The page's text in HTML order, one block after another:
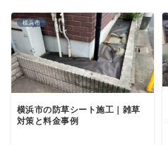
横浜市
横浜市の防草シート施工｜雑草
対策と料金事例